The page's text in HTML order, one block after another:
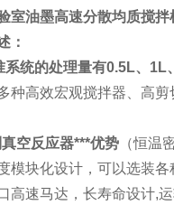
室油墨高速分散均质搅拌
：
系统的处理量有0.5L、1L
种高效宏观搅拌器、高
真空反应器***优势（恒温
模块化设计，可以选装各
高速马达，长寿命设计,